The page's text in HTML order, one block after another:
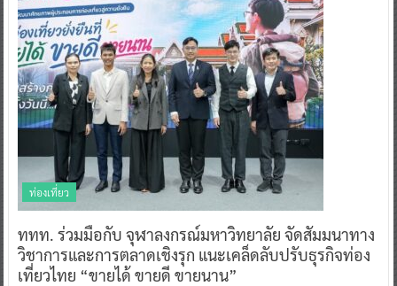
ท่องเที่ยว
ททท. ร่วมมือกับ จุฬาลงกรณ์มหาวิทยาลัย จัดสัมมนาทาง
วิชาการและการตลาดเชิงรุก แนะเคล็ดลับปรับธุรกิจท่อง
เที่ยวไทย “ขายได้ ขายดี ขายนาน”